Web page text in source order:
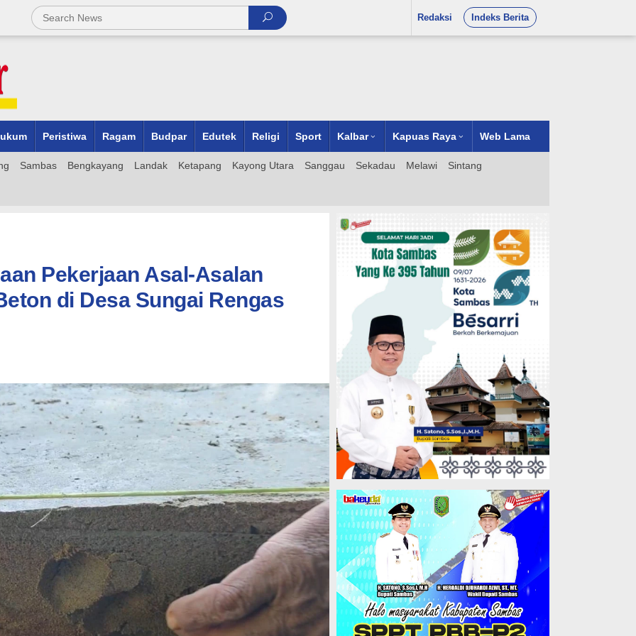
Redaksi Indeks Berita
Peristiwa Ragam Budpar Edutek Religi Sport Kalbar Kapuas Raya Web Lama
Sambas Bengkayang Landak Ketapang Kayong Utara Sanggau Sekadau Melawi Sintang
Pekerjaan Asal-Asalan
di Desa Sungai Rengas